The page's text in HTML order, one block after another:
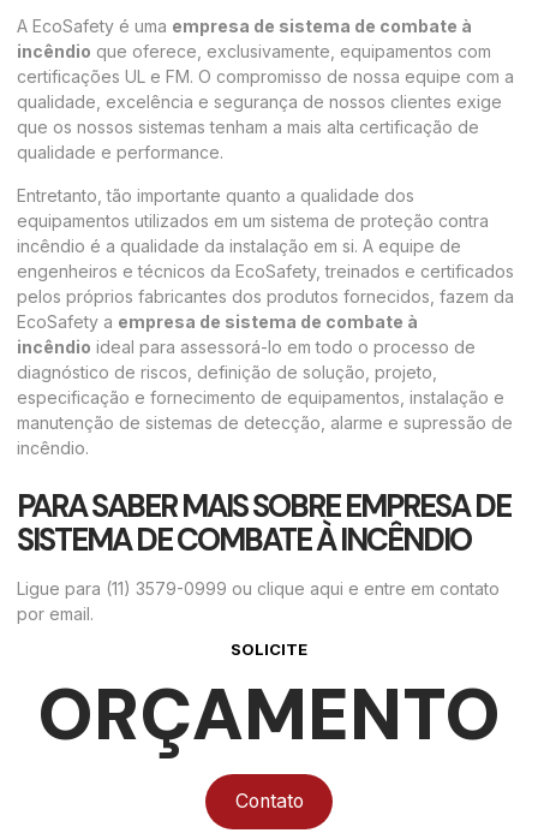
A EcoSafety é uma empresa de sistema de combate à
incêndio que oferece, exclusivamente, equipamentos com
certificações UL e FM. O compromisso de nossa equipe com a
qualidade, excelência e segurança de nossos clientes exige
que os nossos sistemas tenham a mais alta certificação de
qualidade e performance.
Entretanto, tão importante quanto a qualidade dos
equipamentos utilizados em um sistema de proteção contra
incêndio é a qualidade da instalação em si. A equipe de
engenheiros e técnicos da EcoSafety, treinados e certificados
pelos próprios fabricantes dos produtos fornecidos, fazem da
EcoSafety a empresa de sistema de combate à
incêndio ideal para assessorá-lo em todo o processo de
diagnóstico de riscos, definição de solução, projeto,
especificação e fornecimento de equipamentos, instalação e
manutenção de sistemas de detecção, alarme e supressão de
incêndio.
PARA SABER MAIS SOBRE EMPRESA DE
SISTEMA DE COMBATE À INCÊNDIO
Ligue para (11) 3579-0999 ou clique aqui e entre em contato
por email.
SOLICITE
ORÇAMENTO
Contato